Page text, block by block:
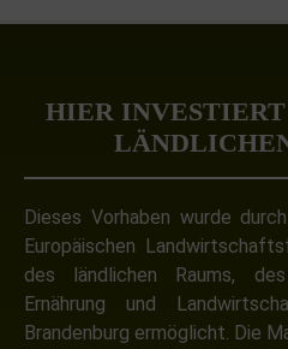
HIER
Dieses Vorhaben wurde
Europäischen
des ländlichen Raums,
Ernährung und
Brandenburg ermöglicht. Die